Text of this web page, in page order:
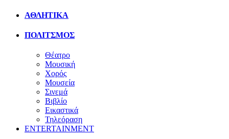
ΑΘΛΗΤΙΚΑ
ΠΟΛΙΤΣΜΟΣ
Θέατρο
Μουσική
Χορός
Μουσεία
Σινεμά
Βιβλίο
Εικαστικά
Τηλεόραση
ENTERTAINMENT